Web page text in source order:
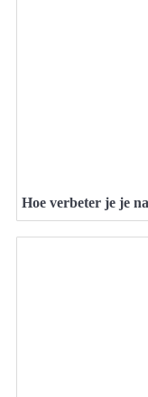
Hoe verbeter je je